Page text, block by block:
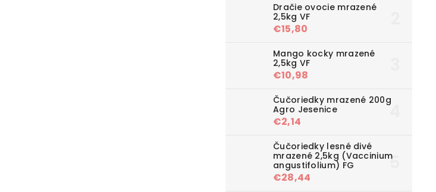
Dračie ovocie mrazené
2,5kg VF
€15,80
Mango kocky mrazené
2,5kg VF
€10,98
Čučoriedky mrazené 200g
Agro Jesenice
€2,14
Čučoriedky lesné divé
mrazené 2,5kg (Vaccinium
angustifolium) FG
€28,44